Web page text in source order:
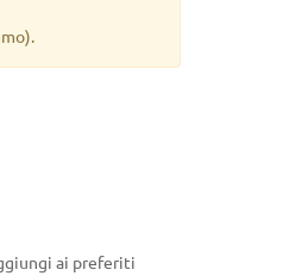
ai preferiti